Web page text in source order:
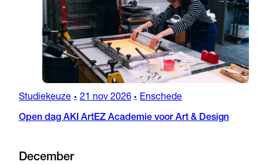
Studiekeuze • 21 nov 2026 • Enschede
Open dag AKI ArtEZ Academie voor Art & Design
December